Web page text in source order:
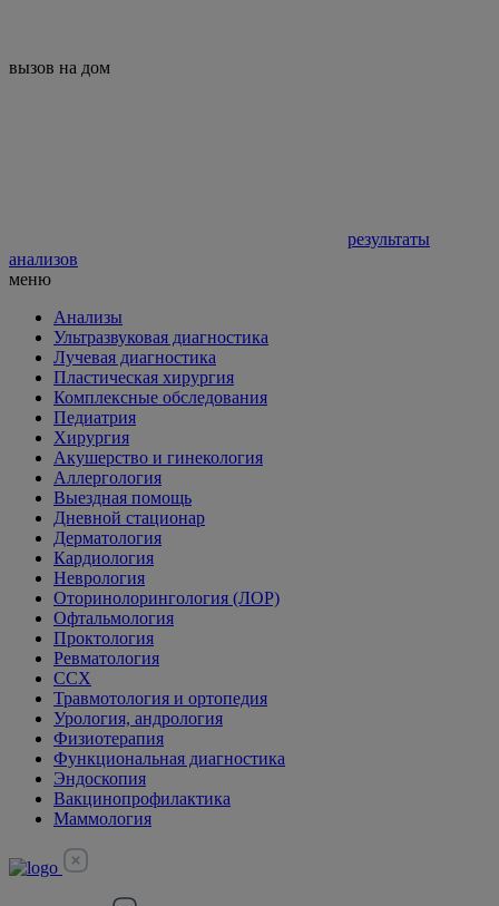
вызов на дом
результаты
анализов
меню
Анализы
Ультразвуковая диагностика
Лучевая диагностика
Пластическая хирургия
Комплексные обследования
Педиатрия
Хирургия
Акушерство и гинекология
Аллергология
Выездная помощь
Дневной стационар
Дерматология
Кардиология
Неврология
Оторинолорингология (ЛОР)
Офтальмология
Проктология
Ревматология
ССХ
Травмотология и ортопедия
Урология, андрология
Физиотерапия
Функциональная диагностика
Эндоскопия
Вакцинопрофилактика
Маммология